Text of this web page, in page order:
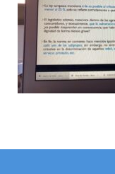
INTERNACIONAL